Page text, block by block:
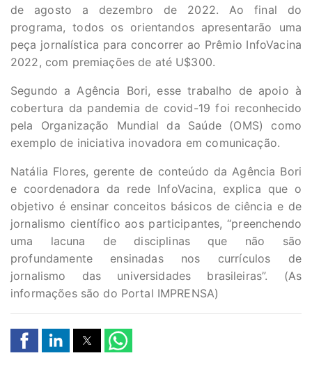
de agosto a dezembro de 2022. Ao final do
programa, todos os orientandos apresentarão uma
peça jornalística para concorrer ao Prêmio InfoVacina
2022, com premiações de até U$300.
Segundo a Agência Bori, esse trabalho de apoio à
cobertura da pandemia de covid-19 foi reconhecido
pela Organização Mundial da Saúde (OMS) como
exemplo de iniciativa inovadora em comunicação.
Natália Flores, gerente de conteúdo da Agência Bori
e coordenadora da rede InfoVacina, explica que o
objetivo é ensinar conceitos básicos de ciência e de
jornalismo científico aos participantes, “preenchendo
uma lacuna de disciplinas que não são
profundamente ensinadas nos currículos de
jornalismo das universidades brasileiras”. (As
informações são do Portal IMPRENSA)